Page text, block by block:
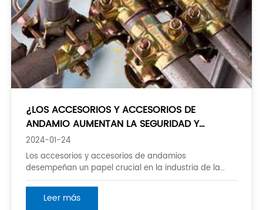
¿LOS ACCESORIOS Y ACCESORIOS DE
ANDAMIO AUMENTAN LA SEGURIDAD Y
REDUCEN EL COSTO DE CONSTRUCCIÓN?
2024-01-24
Los accesorios y accesorios de andamios
desempeñan un papel crucial en la industria de la
construcción al proporcionar los componentes
necesarios para configurar y asegurar las estructuras
de andamios. Estos componentes incluyen los
Leer más